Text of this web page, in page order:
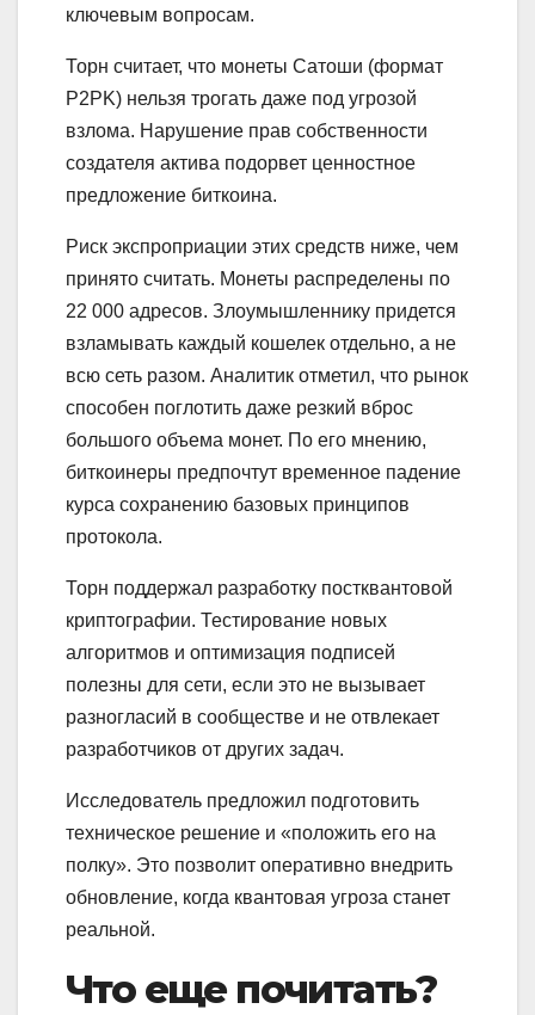
ключевым вопросам.
Торн считает, что монеты Сатоши (формат
P2PK) нельзя трогать даже под угрозой
взлома. Нарушение прав собственности
создателя актива подорвет ценностное
предложение биткоина.
Риск экспроприации этих средств ниже, чем
принято считать. Монеты распределены по
22 000 адресов. Злоумышленнику придется
взламывать каждый кошелек отдельно, а не
всю сеть разом. Аналитик отметил, что рынок
способен поглотить даже резкий вброс
большого объема монет. По его мнению,
биткоинеры предпочтут временное падение
курса сохранению базовых принципов
протокола.
Торн поддержал разработку постквантовой
криптографии. Тестирование новых
алгоритмов и оптимизация подписей
полезны для сети, если это не вызывает
разногласий в сообществе и не отвлекает
разработчиков от других задач.
Исследователь предложил подготовить
техническое решение и «положить его на
полку». Это позволит оперативно внедрить
обновление, когда квантовая угроза станет
реальной.
Что еще почитать?